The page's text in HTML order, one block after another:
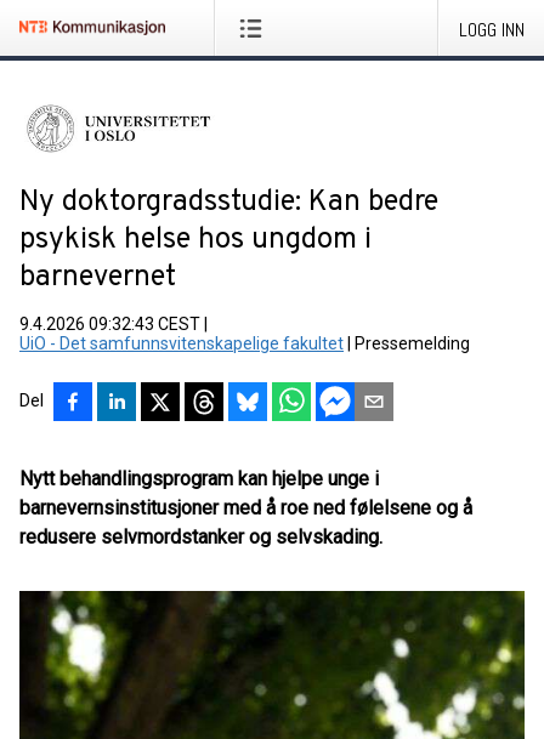
LOGG INN
Ny doktorgradsstudie: Kan bedre
psykisk helse hos ungdom i
barnevernet
9.4.2026 09:32:43 CEST
UiO - Det samfunnsvitenskapelige fakultet
Pressemelding
Del
Nytt behandlingsprogram kan hjelpe unge i
barnevernsinstitusjoner med å roe ned følelsene og å
redusere selvmordstanker og selvskading.